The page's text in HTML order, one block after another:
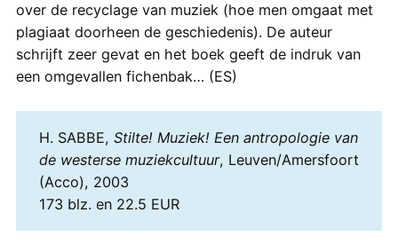
over de recyclage van muziek (hoe men omgaat met
plagiaat doorheen de geschiedenis). De auteur
schrijft zeer gevat en het boek geeft de indruk van
een omgevallen fichenbak… (ES)
H. SABBE, Stilte! Muziek! Een antropologie van
de westerse muziekcultuur, Leuven/Amersfoort
(Acco), 2003
173 blz. en 22.5 EUR